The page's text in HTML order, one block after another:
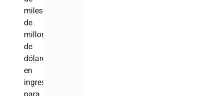
miles
de
millones
de
dólares»
en
ingresos